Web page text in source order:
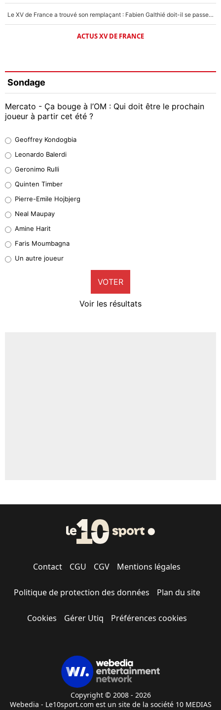
Le XV de France a trouvé son remplaçant : Fabien Galthié doit-il se passer d'Antoine Dupont ?
ACTUS XV DE FRANCE
Sondage
Mercato - Ça bouge à l’OM : Qui doit être le prochain
joueur à partir cet été ?
38%
32%
5%
1%
9%
Geoffrey Kondogbia
Leonardo Balerdi
Geronimo Rulli
Quinten Timber
Pierre-Emile Hojbjerg
Neal Maupay
Amine Harit
Faris Moumbagna
Un autre joueur
VOTER
Voir les résultats
Contact CGU CGV Mentions légales
Politique de protection des données Plan du site
Cookies Gérer Utiq Préférences cookies
Copyright © 2008 - 2026
Webedia - Le10sport.com est un site de la société 10 MEDIAS